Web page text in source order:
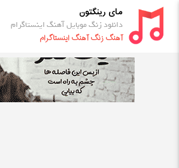
مای رینگتون
دانلود زنگ موبایل آهنگ اینستاگرام
آهنگ زنگ آهنگ اینستاگرام